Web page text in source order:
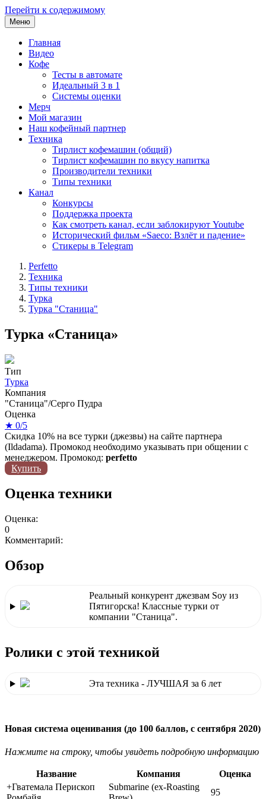
Перейти к содержимому
Меню
Главная
Видео
Кофе
Тесты в автомате
Идеальный 3 в 1
Системы оценки
Мерч
Мой магазин
Наш кофейный партнер
Техника
Тирлист кофемашин (общий)
Тирлист кофемашин по вкусу напитка
Производители техники
Типы техники
Канал
Конкурсы
Поддержка проекта
Как смотреть канал, если заблокируют Youtube
Исторический фильм «Saeco: Взлёт и падение»
Стикеры в Telegram
Perfetto
Техника
Типы техники
Турка
Турка "Станица"
Турка «Станица»
Тип
Турка
Компания
"Станица"/Серго Пудра
Оценка
★ 0/5
Скидка 10% на все турки (джезвы) на сайте партнера
(Ildadama). Промокод необходимо указывать при общении с
менеджером. Промокод: perfetto
Купить
Оценка техники
Оценка:
0
Комментарий:
Обзор
Реальный конкурент джезвам Soy из
Пятигорска! Классные турки от
компании "Станица".
Ролики с этой техникой
Эта техника - ЛУЧШАЯ за 6 лет
Новая система оценивания (до 100 баллов, с сентября 2020)
Нажмите на строку, чтобы увидеть подробную информацию
Название Компания
Оценка
+Гватемала Перископ
Submarine (ex-Roasting
95